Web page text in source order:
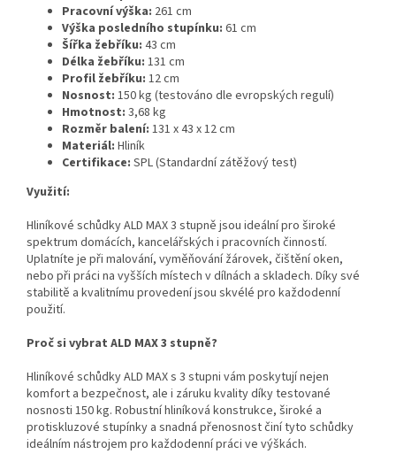
Pracovní výška: 261 cm
Výška posledního stupínku: 61 cm
Šířka žebříku: 43 cm
Délka žebříku: 131 cm
Profil žebříku: 12 cm
Nosnost: 150 kg (testováno dle evropských regulí)
Hmotnost: 3,68 kg
Rozměr balení: 131 x 43 x 12 cm
Materiál: Hliník
Certifikace: SPL (Standardní zátěžový test)
Využití:
Hliníkové schůdky ALD MAX 3 stupně jsou ideální pro široké
spektrum domácích, kancelářských i pracovních činností.
Uplatníte je při malování, vyměňování žárovek, čištění oken,
nebo při práci na vyšších místech v dílnách a skladech. Díky své
stabilitě a kvalitnímu provedení jsou skvélé pro každodenní
použití.
Proč si vybrat ALD MAX 3 stupně?
Hliníkové schůdky ALD MAX s 3 stupni vám poskytují nejen
komfort a bezpečnost, ale i záruku kvality díky testované
nosnosti 150 kg. Robustní hliníková konstrukce, široké a
protiskluzové stupínky a snadná přenosnost činí tyto schůdky
ideálním nástrojem pro každodenní práci ve výškách.